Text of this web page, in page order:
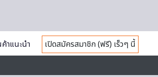
าแนะนำ
เปิดสมัครสมาชิก (ฟรี) เร็วๆ นี้